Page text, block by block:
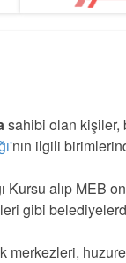
sahibi olan kişiler,
nın ilgili
Kursu alıp MEB
gibi
merkezleri,